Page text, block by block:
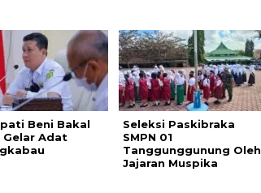
Beni Bakal
Gelar Adat
Seleksi Paskibraka
SMPN 01
Tanggunggunung Oleh
Jajaran Muspika